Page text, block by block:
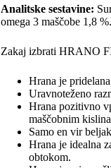
Analitske sestavine:
omega 3 maščobe 1,8 %.
Zakaj izbrati HRANO
Hrana je
Uravnoteženo
Hrana pozitivno
maščobnim
Samo en vir
Hrana je idealna
obtokom.